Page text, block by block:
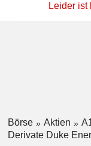
Leider ist
Börse Aktien
Derivate Duke